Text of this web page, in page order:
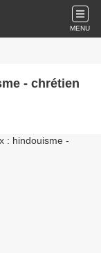
MENU
- chrétien